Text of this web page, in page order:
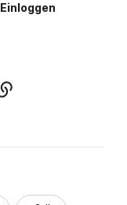
Einloggen